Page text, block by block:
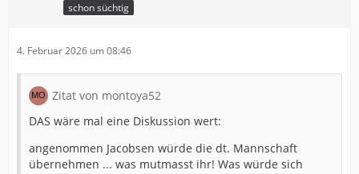
schon süchtig
4. Februar 2026 um 08:46
Zitat von montoya52
DAS wäre mal eine Diskussion wert:
angenommen Jacobsen würde die dt. Mannschaft
übernehmen ... was mutmasst ihr! Was würde sich